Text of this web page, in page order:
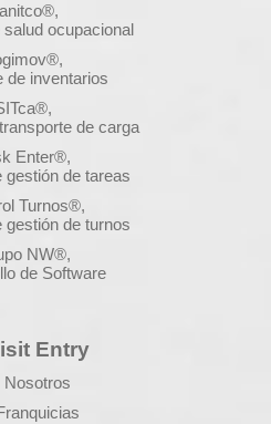
ocupacional
de inventarios
de carga
Enter®,
gestión de tareas
Turnos®,
gestión de turnos
NW®,
de Software
Entry
Nosotros